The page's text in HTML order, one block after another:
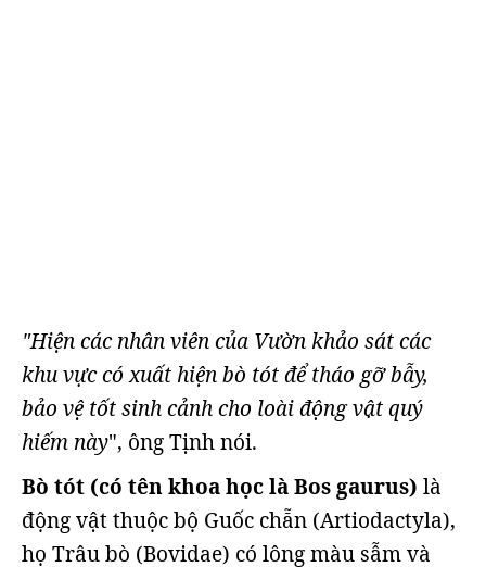
"Hiện các nhân viên của Vườn khảo sát các
khu vực có xuất hiện bò tót để tháo gỡ bẫy,
bảo vệ tốt sinh cảnh cho loài động vật quý
hiếm này", ông Tịnh nói.
Bò tót (có tên khoa học là Bos gaurus) là
động vật thuộc bộ Guốc chẵn (Artiodactyla),
họ Trâu bò (Bovidae) có lông màu sẫm và